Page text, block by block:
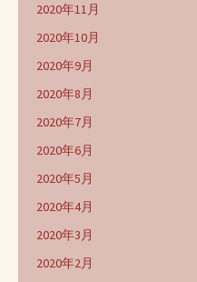
2020年11月
2020年10月
2020年9月
2020年8月
2020年7月
2020年6月
2020年5月
2020年4月
2020年3月
2020年2月